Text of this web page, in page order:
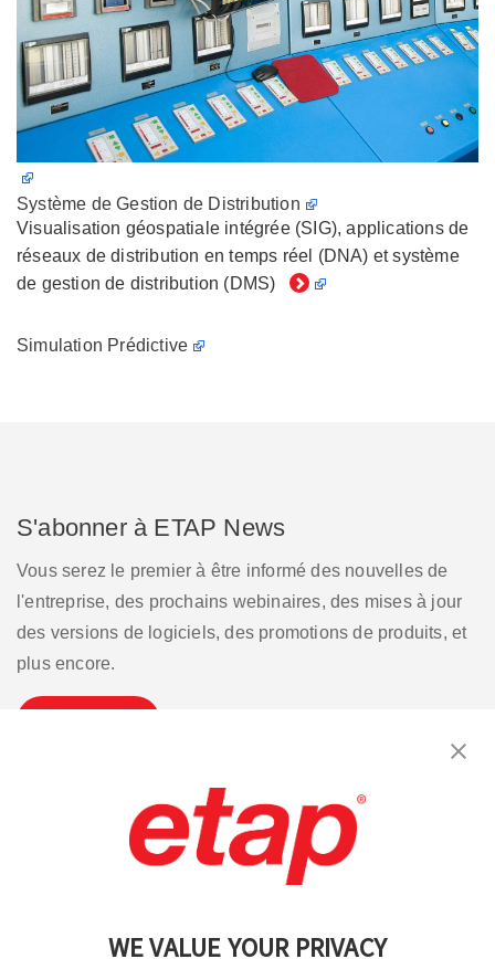
WE VALUE YOUR PRIVACY
Système de Gestion de Distribution
Visualisation géospatiale intégrée (SIG), applications de
réseaux de distribution en temps réel (DNA) et système
de gestion de distribution (DMS)
Simulation Prédictive
S'abonner à ETAP News
Vous serez le premier à être informé des nouvelles de
l'entreprise, des prochains webinaires, des mises à jour
des versions de logiciels, des promotions de produits, et
plus encore.
Contactez-nous. | Conditions d'utilisation
Politique de confidentialité | Plan du site